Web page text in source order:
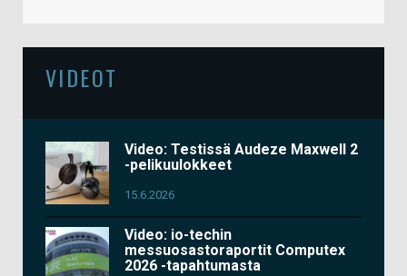
VIDEOT
Video: Testissä Audeze Maxwell 2
-pelikuulokkeet
15.6.2026
Video: io-techin
messuosastoraportit Computex
2026 -tapahtumasta